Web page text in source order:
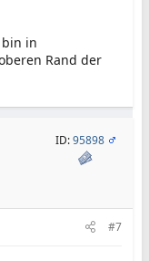
in
Rand der
ID:95898
#7